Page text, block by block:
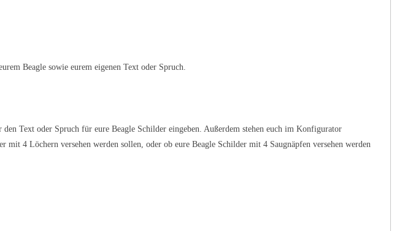
Beagle sowie eurem eigenen Text oder Spruch.
Text oder Spruch für eure Beagle Schilder eingeben. Außerdem stehen euch im Konfigurator
4 Löchern versehen werden sollen, oder ob eure Beagle Schilder mit 4 Saugnäpfen versehen werden